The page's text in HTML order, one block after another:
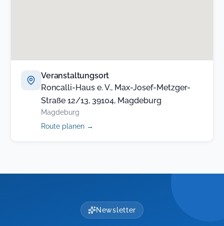
Veranstaltungsort
Roncalli-Haus e. V., Max-Josef-Metzger-
Straße 12/13, 39104, Magdeburg
Magdeburg
Route planen →
Newsletter